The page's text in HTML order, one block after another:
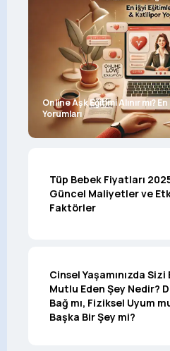
Online Aşk Eğitimi Alınır mı?
Yorumları
Tüp Bebek Fiyatları
Güncel Maliyetler ve
Faktörler
Cinsel Yaşamınızda Sizi
Mutlu Eden Şey Nedir?
Bağ mı, Fiziksel Uyum
Başka Bir Şey mi?